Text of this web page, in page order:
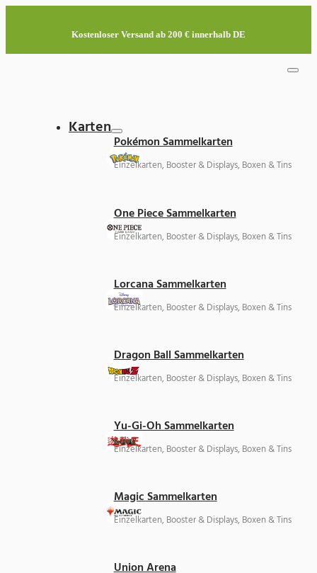
Kostenloser Versand ab 200 € innerhalb DE
Karten
Pokémon Sammelkarten
Einzelkarten, Booster & Displays, Boxen & Tins
One Piece Sammelkarten
Einzelkarten, Booster & Displays, Boxen & Tins
Lorcana Sammelkarten
Einzelkarten, Booster & Displays, Boxen & Tins
Dragon Ball Sammelkarten
Einzelkarten, Booster & Displays, Boxen & Tins
Yu-Gi-Oh Sammelkarten
Einzelkarten, Booster & Displays, Boxen & Tins
Magic Sammelkarten
Einzelkarten, Booster & Displays, Boxen & Tins
Union Arena